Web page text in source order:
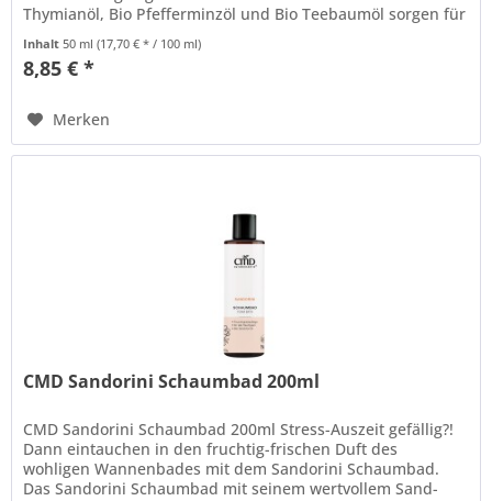
Thymianöl, Bio Pfefferminzöl und Bio Teebaumöl sorgen für
Inhalt50 ml(17,70 € * / 100 ml)
8,85 € *
Merken
CMD Sandorini Schaumbad 200ml
CMD Sandorini Schaumbad 200ml Stress-Auszeit gefällig?!
Dann eintauchen in den fruchtig-frischen Duft des
wohligen Wannenbades mit dem Sandorini Schaumbad.
Das Sandorini Schaumbad mit seinem wertvollem Sand-